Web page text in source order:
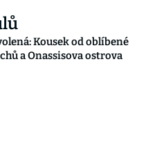
Kousek od oblíbené
a Onassisova ostrova